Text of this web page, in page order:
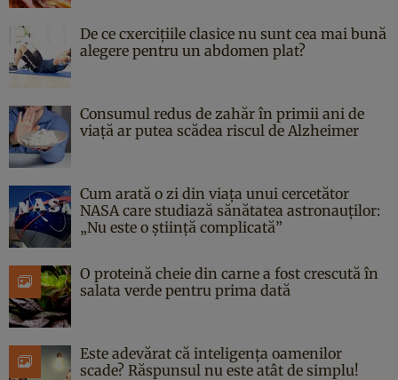
De ce cxercițiile clasice nu sunt cea mai bună
alegere pentru un abdomen plat?
Consumul redus de zahăr în primii ani de
viață ar putea scădea riscul de Alzheimer
Cum arată o zi din viața unui cercetător
NASA care studiază sănătatea astronauților:
„Nu este o știință complicată”
O proteină cheie din carne a fost crescută în
salata verde pentru prima dată
Este adevărat că inteligența oamenilor
scade? Răspunsul nu este atât de simplu!